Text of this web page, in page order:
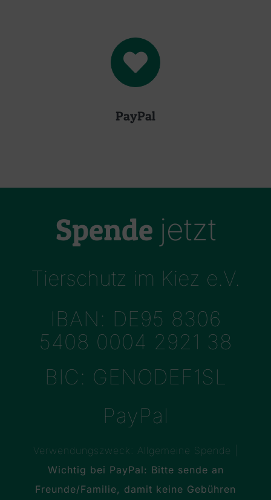
PayPal
Spende jetzt
Tierschutz im Kiez e.V.
IBAN: DE95 8306
5408 0004 2921 38
BIC: GENODEF1SL
PayPal
Verwendungszweck: Allgemeine Spende |
Wichtig bei PayPal: Bitte sende an
Freunde/Familie, damit keine Gebühren